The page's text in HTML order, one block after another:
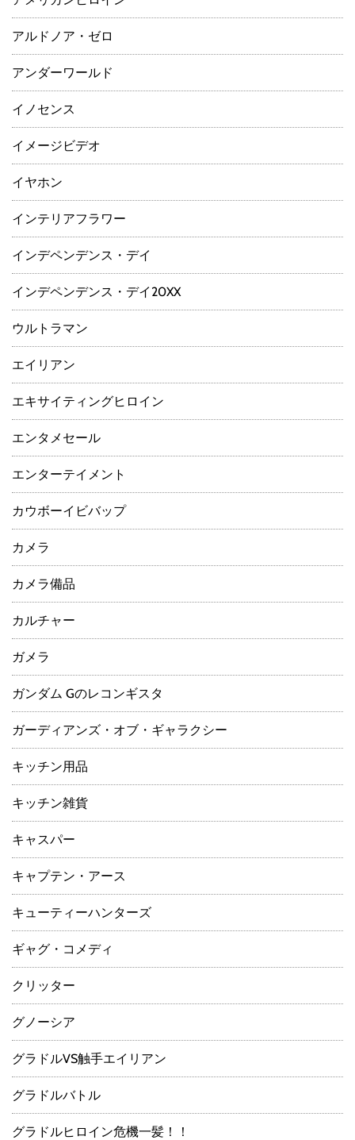
アルドノア・ゼロ
アンダーワールド
イノセンス
イメージビデオ
イヤホン
インテリアフラワー
インデペンデンス・デイ
インデペンデンス・デイ20XX
ウルトラマン
エイリアン
エキサイティングヒロイン
エンタメセール
エンターテイメント
カウボーイビバップ
カメラ
カメラ備品
カルチャー
ガメラ
ガンダム Gのレコンギスタ
ガーディアンズ・オブ・ギャラクシー
キッチン用品
キッチン雑貨
キャスパー
キャプテン・アース
キューティーハンターズ
ギャグ・コメディ
クリッター
グノーシア
グラドルVS触手エイリアン
グラドルバトル
グラドルヒロイン危機一髪！！